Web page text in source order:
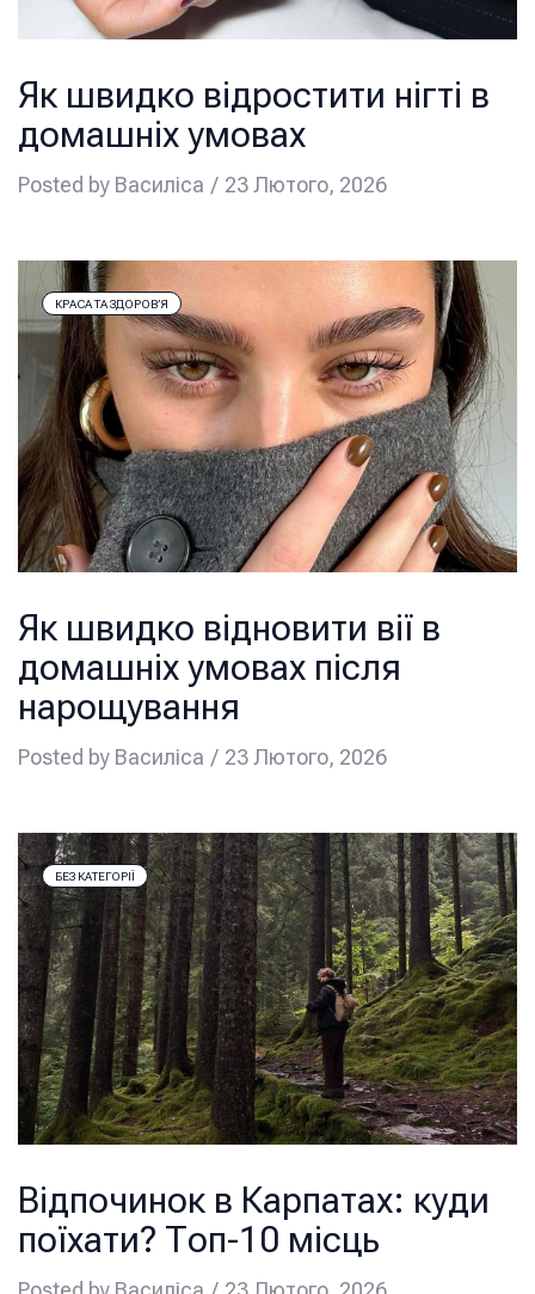
Як швидко відростити нігті в
домашніх умовах
Posted by Василіса 23 Лютого, 2026
КРАСА ТА ЗДОРОВ’Я
Як швидко відновити вії в
домашніх умовах після
нарощування
Posted by Василіса 23 Лютого, 2026
БЕЗ КАТЕГОРІЇ
Відпочинок в Карпатах: куди
поїхати? Топ-10 місць